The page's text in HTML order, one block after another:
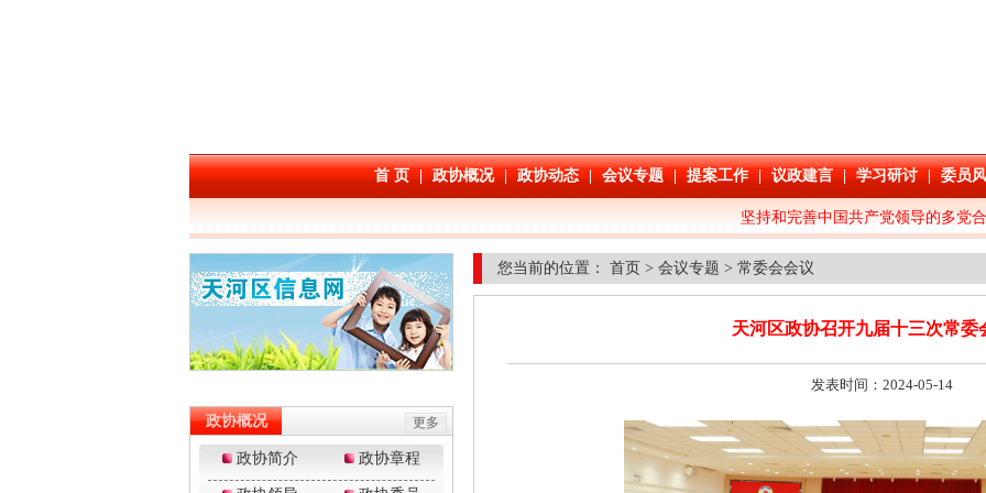
您当前的位置： 首页 > 会议专题 > 常委会会议
天河区政协召开九届十三次常委
发表时间：2024-05-14